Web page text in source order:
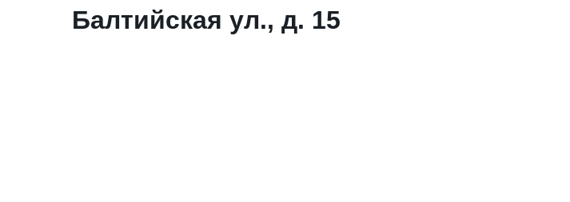
Балтийская ул., д. 15